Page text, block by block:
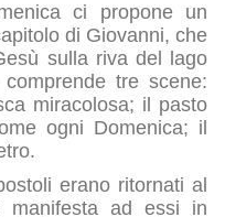
ci propone un
di Giovanni, che
sulla riva del lago
tre scene:
miracolosa; il pasto
ogni Domenica; il
erano ritornati al
manifesta ad essi in